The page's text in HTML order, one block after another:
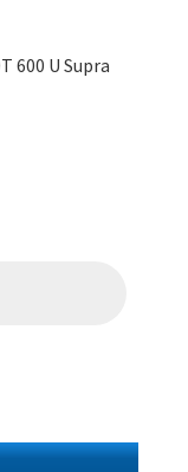
600 U Supra